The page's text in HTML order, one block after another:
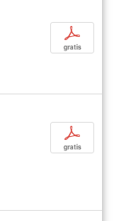
p
gratis
p
gratis